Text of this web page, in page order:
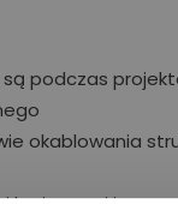
podczas
okablowania